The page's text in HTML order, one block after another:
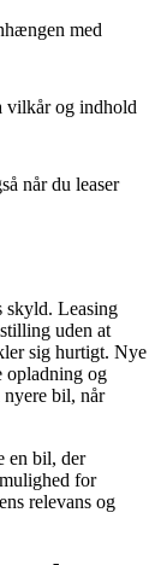
med
vilkår og indhold
når du leaser
skyld. Leasing
uden at
sig hurtigt. Nye
opladning og
nyere bil, når
en bil, der
for
relevans og